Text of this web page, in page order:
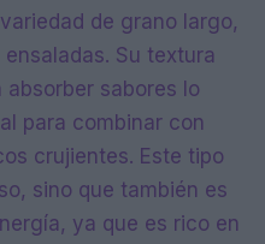
de grano largo,
Su textura
sabores lo
para combinar con
crujientes. Este tipo
sino que también es
ya que es rico en